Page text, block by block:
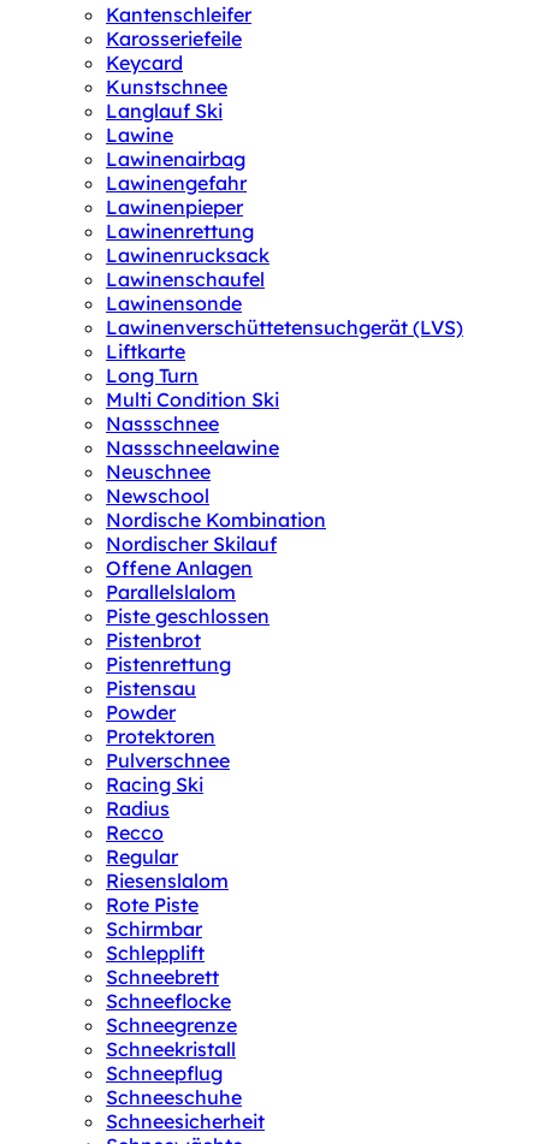
Kantenschleifer
Karosseriefeile
Keycard
Kunstschnee
Langlauf Ski
Lawine
Lawinenairbag
Lawinengefahr
Lawinenpieper
Lawinenrettung
Lawinenrucksack
Lawinenschaufel
Lawinensonde
Lawinenverschüttetensuchgerät (LVS)
Liftkarte
Long Turn
Multi Condition Ski
Nassschnee
Nassschneelawine
Neuschnee
Newschool
Nordische Kombination
Nordischer Skilauf
Offene Anlagen
Parallelslalom
Piste geschlossen
Pistenbrot
Pistenrettung
Pistensau
Powder
Protektoren
Pulverschnee
Racing Ski
Radius
Recco
Regular
Riesenslalom
Rote Piste
Schirmbar
Schlepplift
Schneebrett
Schneeflocke
Schneegrenze
Schneekristall
Schneepflug
Schneeschuhe
Schneesicherheit